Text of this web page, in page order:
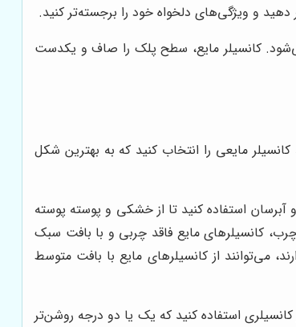
و ویژگی‌های دلخواه خود را برجسته‌تر کنید.
کانسیلر مایع، سطح پلک را صاف و یکدست
مایعی را انتخاب کنید که به بهترین شکل
استفاده کنید تا از خشکی و پوسته پوسته
کانسیلرهای مایع فاقد چربی و با بافت سبک
می‌توانند از کانسیلرهای مایع با بافت متوسط
استفاده کنید که یک یا دو درجه روشن‌تر